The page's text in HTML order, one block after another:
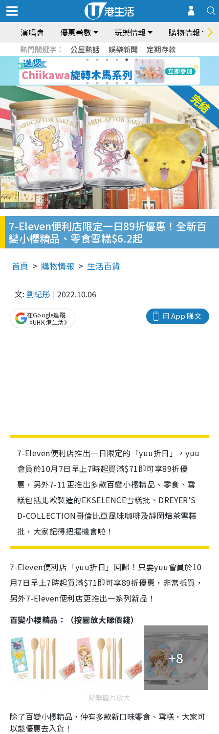
演唱會 優惠著數 玩樂情報 購物情報
熱門關鍵字： 公屋熱話 娛樂新聞 定期存款
7-Eleven便利店限定一日89折優惠！全新百
變小櫻精品、零食雪糕$6.2起
首頁 購物情報 生活百貨
文: 劉紀彤 2022.10.06
用 App 睇文
在Google追蹤
《UHK 港生活》
7-Eleven便利店推出一日限定的「yuu折日」，yuu
會員於10月7日早上7時起買滿$71即可享89折優
惠，另外7-11更推出多款百變小櫻精品、零食、雪
糕包括北歐製造的EKSELENCE雪糕批、DREYER'S
D-COLLECTION哥倫比亞風味咖啡及靜岡焙茶雪糕
批，大家記得把握機會啦！
7-Eleven便利店「yuu折日」回歸！只要yuu會員於10
月7日早上7時起買滿$71即可享89折優惠，非常抵買，
另外7-Eleven便利店更推出一系列新品！
百變小櫻精品：（按圖放大睇價錢）
+8
點擊圖片放大
除了百變小櫻精品，仲有多款新口味零食、雪糕，大家可
以趁優惠去入貨！